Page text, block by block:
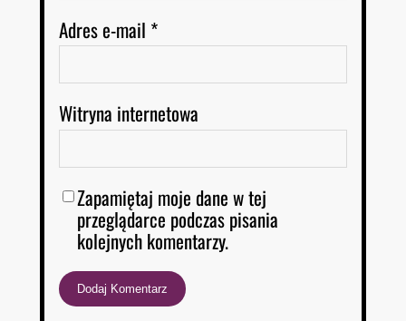
Adres e-mail *
Witryna internetowa
Zapamiętaj moje dane w tej
przeglądarce podczas pisania
kolejnych komentarzy.